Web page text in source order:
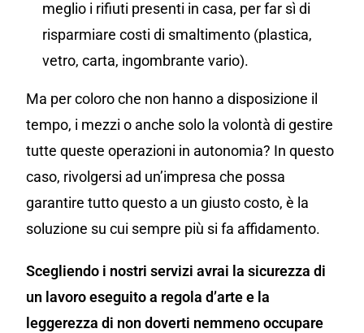
meglio i rifiuti presenti in casa, per far sì di
risparmiare costi di smaltimento (plastica,
vetro, carta, ingombrante vario).
Ma per coloro che non hanno a disposizione il
tempo, i mezzi o anche solo la volontà di gestire
tutte queste operazioni in autonomia? In questo
caso, rivolgersi ad un’impresa che possa
garantire tutto questo a un giusto costo, è la
soluzione su cui sempre più si fa affidamento.
Scegliendo i nostri servizi avrai la sicurezza di
un lavoro eseguito a regola d’arte e la
leggerezza di non doverti nemmeno occupare